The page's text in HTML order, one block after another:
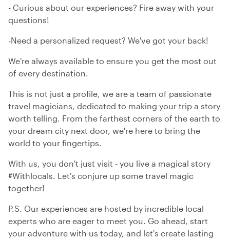
- Curious about our experiences? Fire away with your
questions!
-Need a personalized request? We've got your back!
We're always available to ensure you get the most out
of every destination.
This is not just a profile, we are a team of passionate
travel magicians, dedicated to making your trip a story
worth telling. From the farthest corners of the earth to
your dream city next door, we're here to bring the
world to your fingertips.
With us, you don't just visit - you live a magical story
#Withlocals. Let's conjure up some travel magic
together!
P.S. Our experiences are hosted by incredible local
experts who are eager to meet you. Go ahead, start
your adventure with us today, and let's create lasting